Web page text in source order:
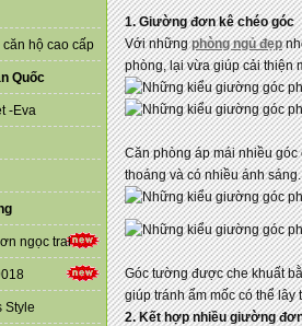
căn hộ cao cấp
Quốc
-Eva
ngọc trai
Style
1. Giường đơn kê chéo góc
Với nhữngphòng ngủ đẹp
phòng, lại vừa giúp cải thiện
Căn phòng áp mái nhiều
thoáng và có nhiều ánh sáng.
Góc tường được che khuất
giúp tránh ẩm mốc có thể
2. Kết hợp nhiều giường